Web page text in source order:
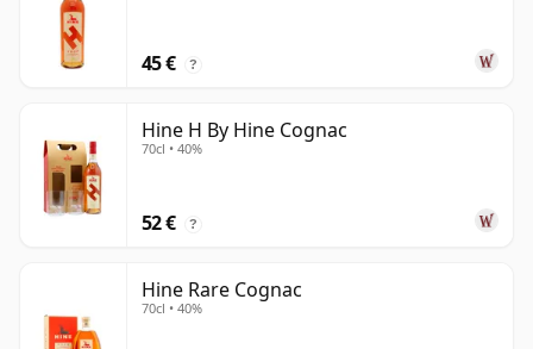
45 € ?
Hine H By Hine Cognac
70cl • 40%
52 € ?
Hine Rare Cognac
70cl • 40%